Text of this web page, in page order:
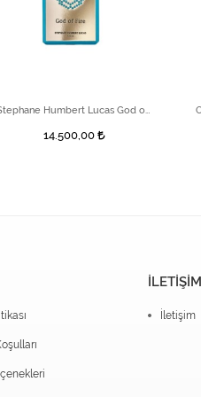
14.500,00
İLETİŞİM
İletişim